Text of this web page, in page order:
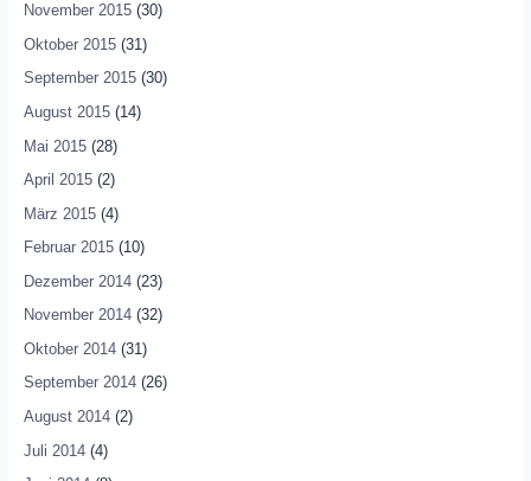
November 2015(30)
Oktober 2015(31)
September 2015(30)
August 2015(14)
Mai 2015(28)
April 2015(2)
März 2015(4)
Februar 2015(10)
Dezember 2014(23)
November 2014(32)
Oktober 2014(31)
September 2014(26)
August 2014(2)
Juli 2014(4)